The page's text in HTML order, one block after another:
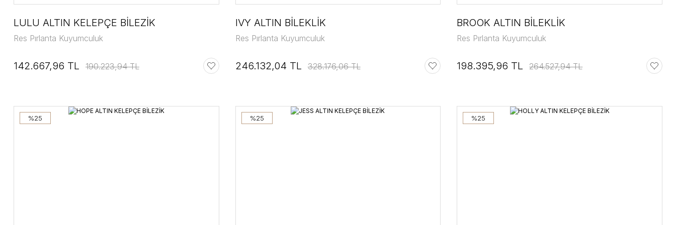
LULU ALTIN KELEPÇE BİLEZİK
Res Pırlanta Kuyumculuk
142.667,96 TL 190.223,94 TL
IVY ALTIN BİLEKLİK
Res Pırlanta Kuyumculuk
246.132,04 TL 328.176,06 TL
BROOK ALTIN BİLEKLİK
Res Pırlanta Kuyumculuk
198.395,96 TL 264.527,94 TL
%25 %25 %25